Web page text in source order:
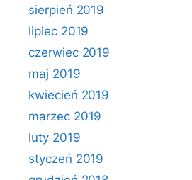
sierpień 2019
lipiec 2019
czerwiec 2019
maj 2019
kwiecień 2019
marzec 2019
luty 2019
styczeń 2019